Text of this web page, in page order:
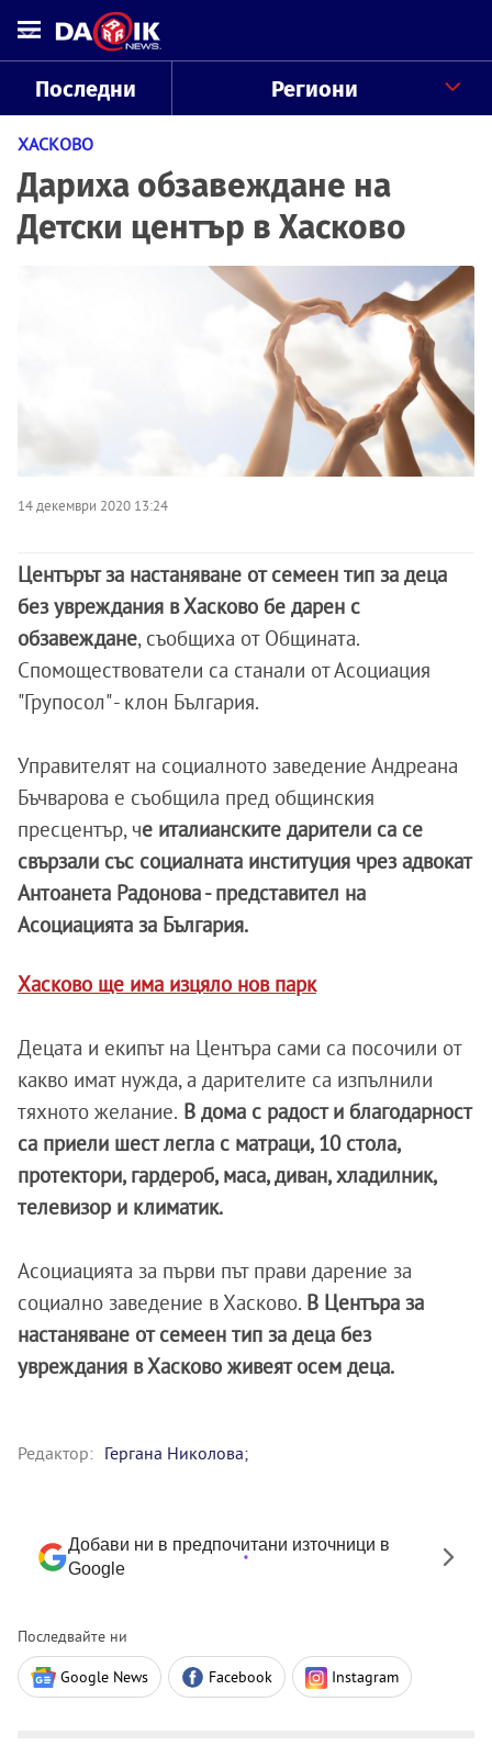
Последни Региони
ХАСКОВО
Дариха обзавеждане на
Детски център в Хасково
14 декември 2020 13:24
Центърът за настаняване от семеен тип за деца
без увреждания в Хасково бе дарен с
обзавеждане, съобщиха от Общината.
Спомоществователи са станали от Асоциация
"Групосол" - клон България.
Управителят на социалното заведение Андреана
Бъчварова е съобщила пред общинския
пресцентър, че италианските дарители са се
свързали със социалната институция чрез адвокат
Антоанета Радонова - представител на
Асоциацията за България.
Хасково ще има изцяло нов парк
Децата и екипът на Центъра сами са посочили от
какво имат нужда, а дарителите са изпълнили
тяхното желание. В дома с радост и благодарност
са приели шест легла с матраци, 10 стола,
протектори, гардероб, маса, диван, хладилник,
телевизор и климатик.
Асоциацията за първи път прави дарение за
социално заведение в Хасково. В Центъра за
настаняване от семеен тип за деца без
увреждания в Хасково живеят осем деца.
Редактор: Гергана Николова;
Добави ни в предпочитани източници в
Google
Последвайте ни
Google News Facebook Instagram